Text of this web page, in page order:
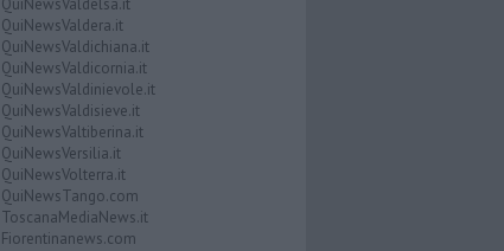
QuiNewsValdelsa.it
QuiNewsValdera.it
QuiNewsValdichiana.it
QuiNewsValdicornia.it
QuiNewsValdinievole.it
QuiNewsValdisieve.it
QuiNewsValtiberina.it
QuiNewsVersilia.it
QuiNewsVolterra.it
QuiNewsTango.com
ToscanaMediaNews.it
Fiorentinanews.com